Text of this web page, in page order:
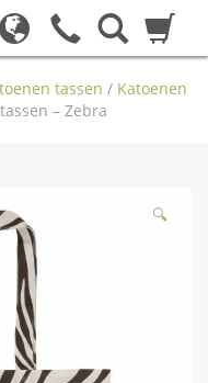
tassen / Katoenen
– Zebra
🔍